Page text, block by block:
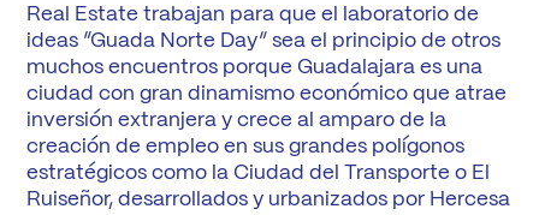
Real Estate trabajan para que el laboratorio de
ideas “Guada Norte Day” sea el principio de otros
muchos encuentros porque Guadalajara es una
ciudad con gran dinamismo económico que atrae
inversión extranjera y crece al amparo de la
creación de empleo en sus grandes polígonos
estratégicos como la Ciudad del Transporte o El
Ruiseñor, desarrollados y urbanizados por Hercesa